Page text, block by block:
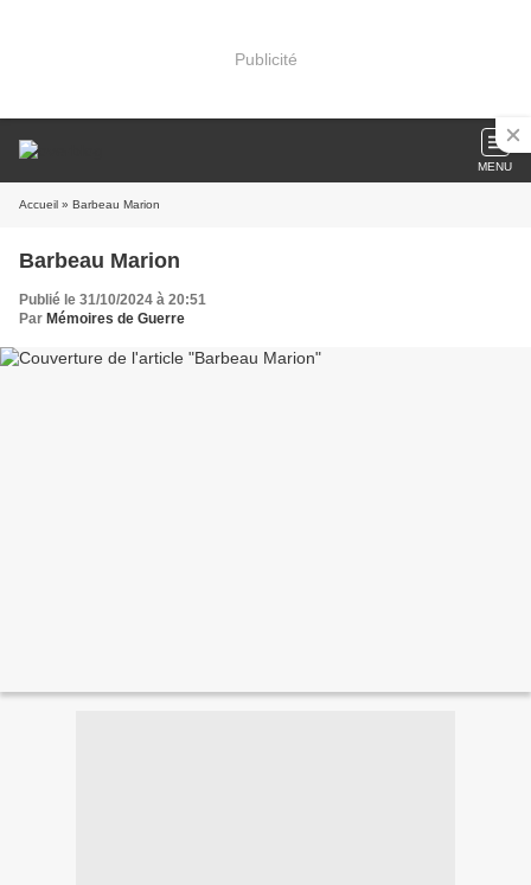
Publicité
MENU
Accueil » Barbeau Marion
Barbeau Marion
Publié le 31/10/2024 à 20:51
Par Mémoires de Guerre